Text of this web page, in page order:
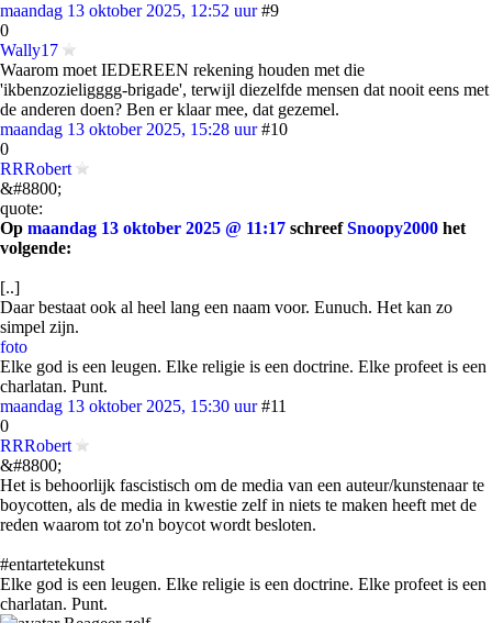
maandag 13 oktober 2025, 12:52 uur #9
0
Wally17
Waarom moet IEDEREEN rekening houden met die
'ikbenzozieligggg-brigade', terwijl diezelfde mensen dat nooit eens met
de anderen doen? Ben er klaar mee, dat gezemel.
maandag 13 oktober 2025, 15:28 uur #10
0
RRRobert
&#8800;
quote:
Op maandag 13 oktober 2025 @ 11:17 schreefSnoopy2000 het
volgende:
[..]
Daar bestaat ook al heel lang een naam voor. Eunuch. Het kan zo
simpel zijn.
foto
Elke god is een leugen. Elke religie is een doctrine. Elke profeet is een
charlatan. Punt.
maandag 13 oktober 2025, 15:30 uur #11
0
RRRobert
&#8800;
Het is behoorlijk fascistisch om de media van een auteur/kunstenaar te
boycotten, als de media in kwestie zelf in niets te maken heeft met de
reden waarom tot zo'n boycot wordt besloten.
#entartetekunst
Elke god is een leugen. Elke religie is een doctrine. Elke profeet is een
charlatan. Punt.